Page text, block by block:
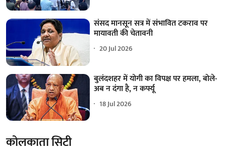
संसद मानसून सत्र में संभावित टकराव पर
मायावती की चेतावनी
20 Jul 2026
बुलंदशहर में योगी का विपक्ष पर हमला, बोले-
अब न दंगा है, न कर्फ्यू
18 Jul 2026
कोलकाता सिटी